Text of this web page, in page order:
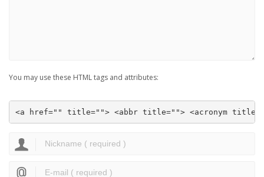
You may use these HTML tags and attributes:
<a href="" title=""> <abbr title=""> <acronym